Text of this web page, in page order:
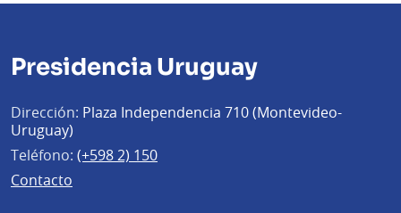
Presidencia Uruguay
Dirección: Plaza Independencia 710 (Montevideo-
Uruguay)
Teléfono: (+598 2) 150
Contacto